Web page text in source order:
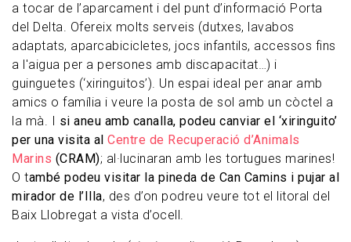
a tocar de l’aparcament i del punt d’informació Porta
del Delta. Ofereix molts serveis (dutxes, lavabos
adaptats, aparcabicicletes, jocs infantils, accessos fins
a l'aigua per a persones amb discapacitat…) i
guinguetes (‘xiringuitos’). Un espai ideal per anar amb
amics o família i veure la posta de sol amb un còctel a
la mà. I si aneu amb canalla, podeu canviar el ‘xiringuito’
per una visita al Centre de Recuperació d’Animals
Marins (CRAM); al·lucinaran amb les tortugues marines!
O també podeu visitar la pineda de Can Camins i pujar al
mirador de l’Illa, des d’on podreu veure tot el litoral del
Baix Llobregat a vista d’ocell.